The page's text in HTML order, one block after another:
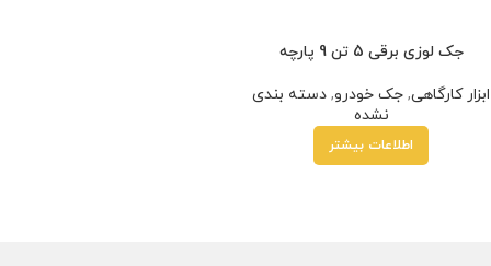
جک لوزی برقی 5 تن 9 پارچه
ابزار کارگاهی, جک خودرو, دسته بندی
نشده
اطلاعات بیشتر